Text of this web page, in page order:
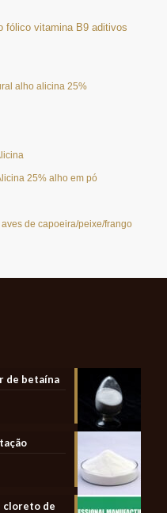
fólico vitamina B9 aditivos
alho alicina 25%
25% alho em pó
de capoeira/peixe/frango
de betaína
cloreto de